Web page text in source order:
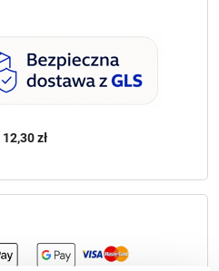
12,30 zł